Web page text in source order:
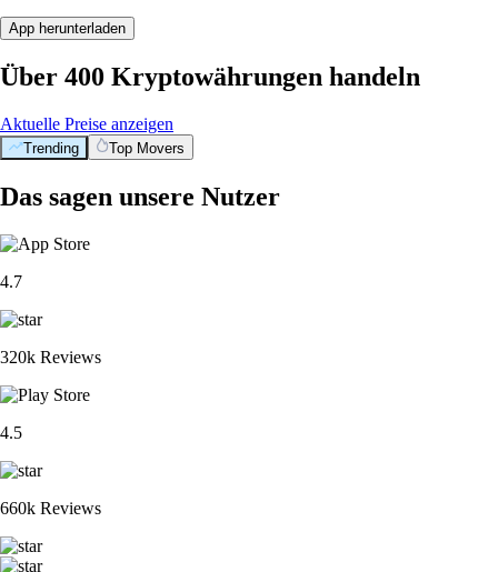
App herunterladen
Über 400 Kryptowährungen handeln
Aktuelle Preise anzeigen
Trending Top Movers
Das sagen unsere Nutzer
4.7
320k Reviews
4.5
660k Reviews